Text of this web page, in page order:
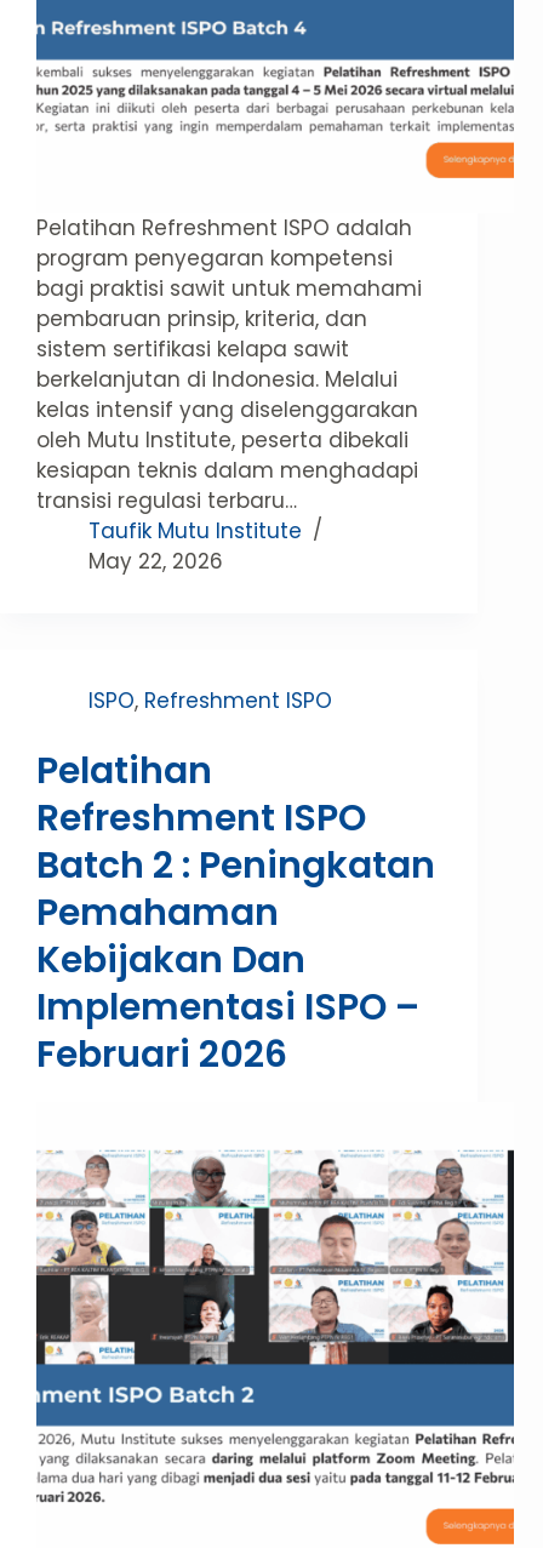
Pelatihan Refreshment ISPO adalah
program penyegaran kompetensi
bagi praktisi sawit untuk memahami
pembaruan prinsip, kriteria, dan
sistem sertifikasi kelapa sawit
berkelanjutan di Indonesia. Melalui
kelas intensif yang diselenggarakan
oleh Mutu Institute, peserta dibekali
kesiapan teknis dalam menghadapi
transisi regulasi terbaru…
Taufik Mutu Institute
May 22, 2026
ISPO, Refreshment ISPO
Pelatihan
Refreshment ISPO
Batch 2 : Peningkatan
Pemahaman
Kebijakan Dan
Implementasi ISPO –
Februari 2026